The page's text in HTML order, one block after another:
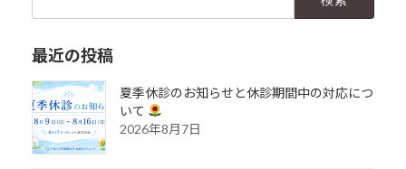
最近の投稿
夏季休診のお知らせと休診期間中の対応につ
いて
2026年8月7日